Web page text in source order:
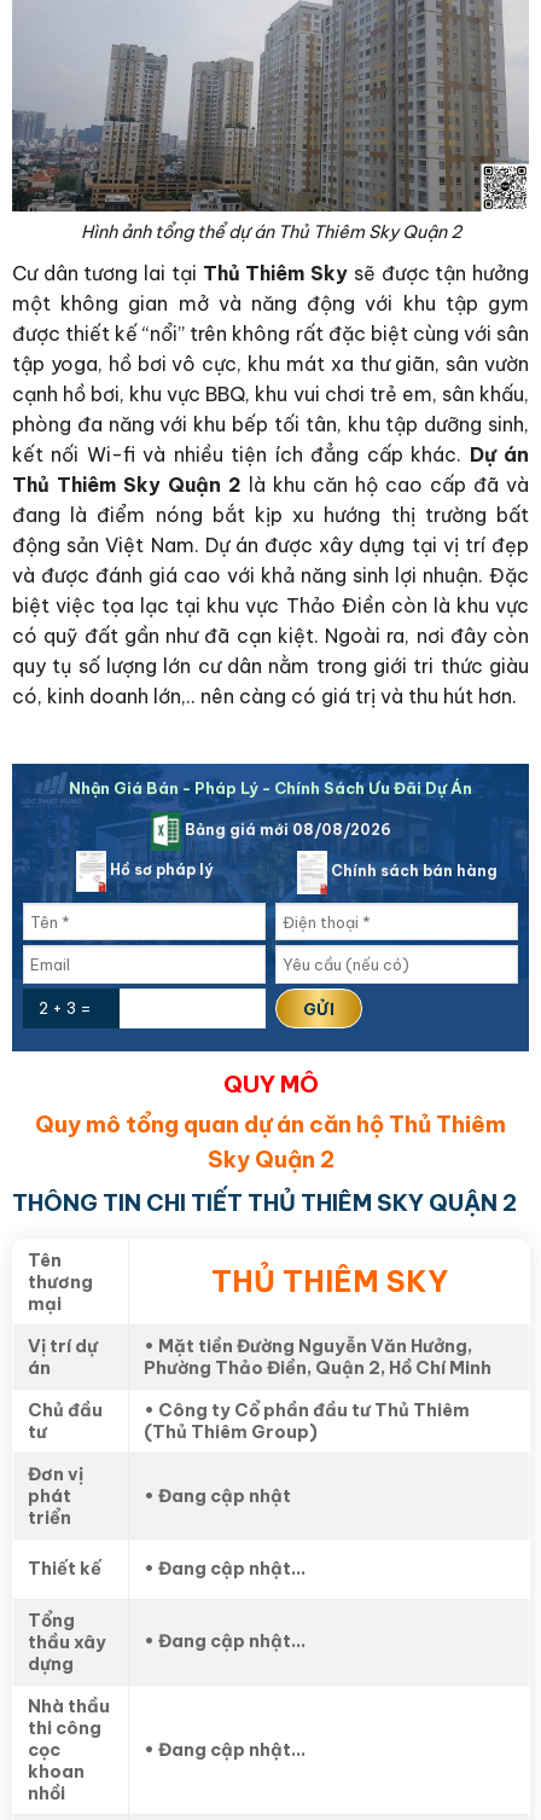
Hình ảnh tổng thể dự án Thủ Thiêm Sky Quận 2
Cư dân tương lai tại Thủ Thiêm Sky sẽ được tận hưởng
một không gian mở và năng động với khu tập gym
được thiết kế “nổi” trên không rất đặc biệt cùng với sân
tập yoga, hồ bơi vô cực, khu mát xa thư giãn, sân vườn
cạnh hồ bơi, khu vực BBQ, khu vui chơi trẻ em, sân khấu,
phòng đa năng với khu bếp tối tân, khu tập dưỡng sinh,
kết nối Wi-fi và nhiều tiện ích đẳng cấp khác. Dự án
Thủ Thiêm Sky Quận 2 là khu căn hộ cao cấp đã và
đang là điểm nóng bắt kịp xu hướng thị trường bất
động sản Việt Nam. Dự án được xây dựng tại vị trí đẹp
và được đánh giá cao với khả năng sinh lợi nhuận. Đặc
biệt việc tọa lạc tại khu vực Thảo Điền còn là khu vực
có quỹ đất gần như đã cạn kiệt. Ngoài ra, nơi đây còn
quy tụ số lượng lớn cư dân nằm trong giới tri thức giàu
có, kinh doanh lớn,.. nên càng có giá trị và thu hút hơn.
Nhận Giá Bán - Pháp Lý - Chính Sách Ưu Đãi Dự Án
Bảng giá mới 08/08/2026
Hồ sơ pháp lý Chính sách bán hàng
2 + 3 =
QUY MÔ
Quy mô tổng quan dự án căn hộ Thủ Thiêm
Sky Quận 2
THÔNG TIN CHI TIẾT THỦ THIÊM SKY QUẬN 2
Tên
thương
mại
THỦ THIÊM SKY
Vị trí dự
án
• Mặt tiền Đường Nguyễn Văn Hưởng,
Phường Thảo Điền, Quận 2, Hồ Chí Minh
Chủ đầu
tư
• Công ty Cổ phần đầu tư Thủ Thiêm
(Thủ Thiêm Group)
Đơn vị
phát
triển
• Đang cập nhật
Thiết kế • Đang cập nhật…
Tổng
thầu xây
dựng
• Đang cập nhật…
Nhà thầu
thi công
cọc
khoan
nhồi
• Đang cập nhật…